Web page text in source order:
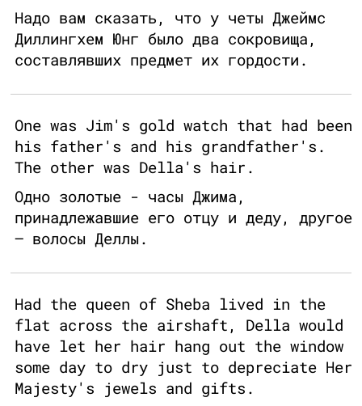
Надо вам сказать, что у четы Джеймс
Диллингхем Юнг было два сокровища,
составлявших предмет их гордости.
One was Jim's gold watch that had been
his father's and his grandfather's.
The other was Della's hair.
Одно золотые - часы Джима,
принадлежавшие его отцу и деду, другое
— волосы Деллы.
Had the queen of Sheba lived in the
flat across the airshaft, Della would
have let her hair hang out the window
some day to dry just to depreciate Her
Majesty's jewels and gifts.